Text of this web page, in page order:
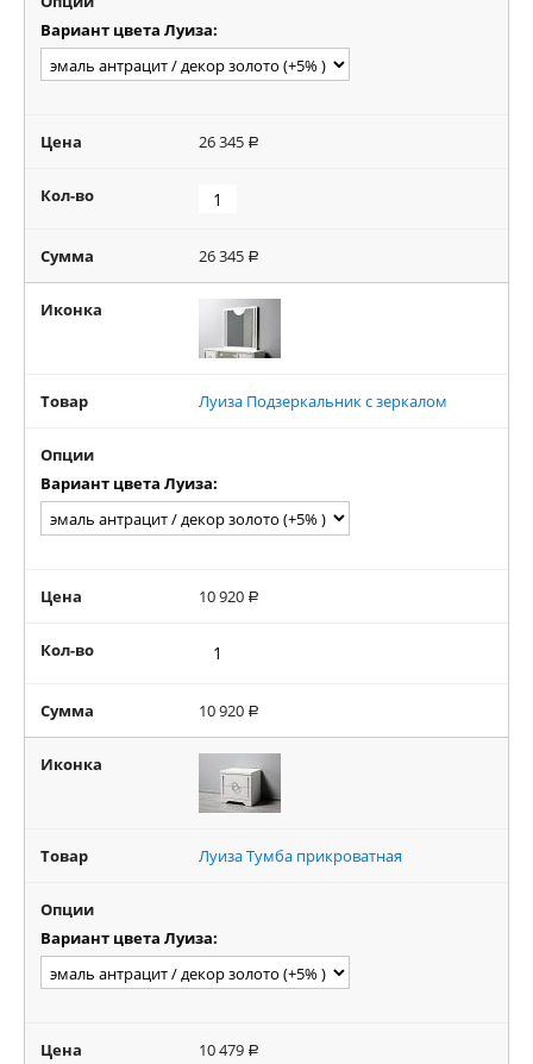
Вариант цвета Луиза:
Цена 26 345 Р
Кол-во
Сумма 26 345 Р
Иконка
Товар Луиза Подзеркальник с зеркалом
Опции
Вариант цвета Луиза:
Цена 10 920 Р
Кол-во
Сумма 10 920 Р
Иконка
Товар Луиза Тумба прикроватная
Опции
Вариант цвета Луиза:
Цена 10 479 Р